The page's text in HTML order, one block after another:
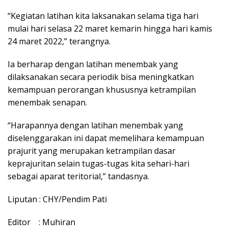
“Kegiatan latihan kita laksanakan selama tiga hari
mulai hari selasa 22 maret kemarin hingga hari kamis
24 maret 2022,” terangnya.
Ia berharap dengan latihan menembak yang
dilaksanakan secara periodik bisa meningkatkan
kemampuan perorangan khususnya ketrampilan
menembak senapan.
“Harapannya dengan latihan menembak yang
diselenggarakan ini dapat memelihara kemampuan
prajurit yang merupakan ketrampilan dasar
keprajuritan selain tugas-tugas kita sehari-hari
sebagai aparat teritorial,” tandasnya.
Liputan : CHY/Pendim Pati
Editor : Muhiran